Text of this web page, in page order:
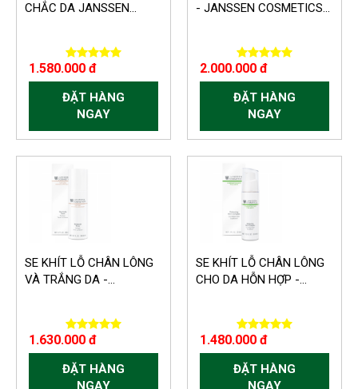
CHẮC DA JANSSEN...
1.580.000 đ
ĐẶT HÀNG
NGAY
- JANSSEN COSMETICS...
2.000.000 đ
ĐẶT HÀNG
NGAY
SE KHÍT LỖ CHÂN LÔNG
VÀ TRẮNG DA -...
1.630.000 đ
ĐẶT HÀNG
NGAY
SE KHÍT LỖ CHÂN LÔNG
CHO DA HỖN HỢP -...
1.480.000 đ
ĐẶT HÀNG
NGAY